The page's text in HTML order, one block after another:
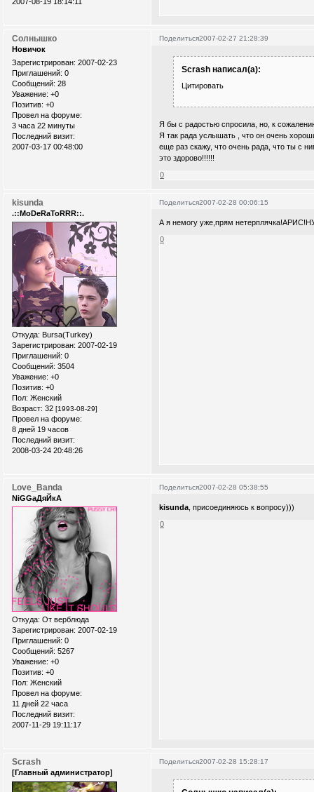
Поделиться2007-02-27 21:28:39
Солнышко
Новичок
Зарегистрирован: 2007-02-23
Приглашений: 0
Сообщений: 28
Уважение: +0
Позитив: +0
Провел на форуме:
3 часа 22 минуты
Последний визит:
2007-03-17 00:48:00
Scrash написал(а):
Цитировать
Я бы с радостью спросила, но, к
Я так рада услышать , что он очень
еще раз скажу, что очень рада, что ты с
это здорово!!!!!!
0
Поделиться2007-02-28 00:06:15
kisunda
.::MoDeRaToRRR::.
Откуда: Bursa(Turkey)
Зарегистрирован: 2007-02-19
Приглашений: 0
Сообщений: 3504
Уважение: +0
Позитив: +0
Пол: Женский
Возраст: 32 [1993-08-29]
Провел на форуме:
8 дней 19 часов
Последний визит:
2008-03-24 20:48:26
А я немогу уже,прям
0
Поделиться2007-02-28 05:38:55
Love_Banda
NiGGaДяЙкА
Откуда: От верблюда
Зарегистрирован: 2007-02-19
Приглашений: 0
Сообщений: 5267
Уважение: +0
Позитив: +0
Пол: Женский
Провел на форуме:
11 дней 22 часа
Последний визит:
2007-11-29 19:11:17
kisunda, присоединяюсь к вопросу)))
0
Поделиться2007-02-28 15:28:17
Scrash
[Главный администратор]